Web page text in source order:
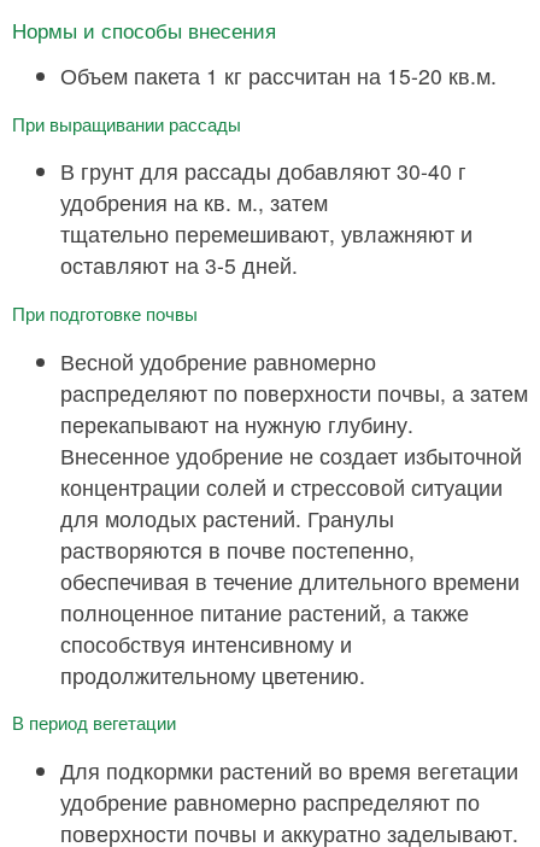
Нормы и способы внесения
Объем пакета 1 кг рассчитан на 15-20 кв.м.
При выращивании рассады
В грунт для рассады добавляют 30-40 г
удобрения на кв. м., затем
тщательно перемешивают, увлажняют и
оставляют на 3-5 дней.
При подготовке почвы
Весной удобрение равномерно
распределяют по поверхности почвы, а затем
перекапывают на нужную глубину.
Внесенное удобрение не создает избыточной
концентрации солей и стрессовой ситуации
для молодых растений. Гранулы
растворяются в почве постепенно,
обеспечивая в течение длительного времени
полноценное питание растений, а также
способствуя интенсивному и
продолжительному цветению.
В период вегетации
Для подкормки растений во время вегетации
удобрение равномерно распределяют по
поверхности почвы и аккуратно заделывают.